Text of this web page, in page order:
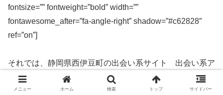
fontsize=”” fontweight=”bold” width=””
fontawesome_after=”fa-angle-right” shadow=”#c62828″
ref=”on”]
それでは、静岡県西伊豆町の出会い系サイト 出会い系ア
プリを実際に使ってみた感想などを解説します。
メニュー ホーム 検索 トップ サイドバー